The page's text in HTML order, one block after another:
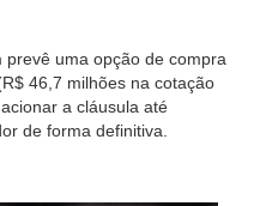
uma opção de compra
46,7 milhões na cotação
a cláusula até
de forma definitiva.